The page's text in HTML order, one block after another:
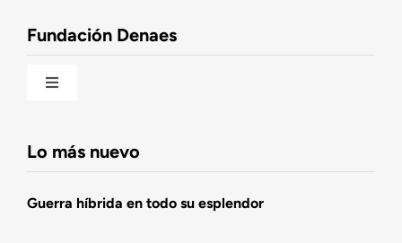
Fundación Denaes
Toggle
Lo más nuevo
Guerra híbrida en todo su esplendor